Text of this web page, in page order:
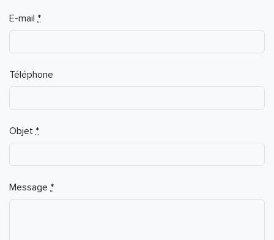
E-mail *
Téléphone
Objet *
Message *